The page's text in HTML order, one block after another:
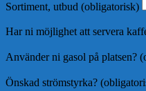
Sortiment, utbud (obligatorisk)
Har ni möjlighet att servera
Använder ni gasol på platsen?
Önskad strömstyrka?